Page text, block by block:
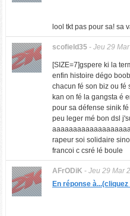
lool tkt pas pour sa! sa
scofield35- Jeu 29
[SIZE=7]gspere ki la
enfin histoire dégo
chacun fé son biz ou fé
kan on fé la gangsta é
pour sa défense sinik
peu leger mé bon dsl
rapeur soi solidaire
francoi c csré lé boule
AFrODiK - Jeu 29 Mar
En réponse à...(cliquez